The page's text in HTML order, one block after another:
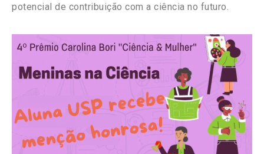
potencial de contribuição com a ciência no futuro.